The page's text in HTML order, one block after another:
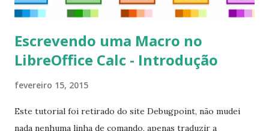
Escrevendo uma Macro no
LibreOffice Calc - Introdução
fevereiro 15, 2015
Este tutorial foi retirado do site Debugpoint, não mudei
nada nenhuma linha de comando, apenas traduzir a